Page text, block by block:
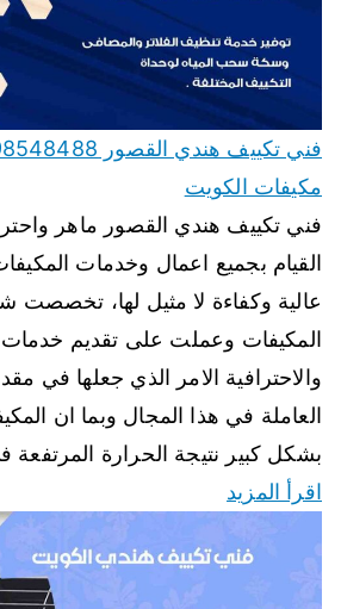
مكيفات الكويت
فني تكييف هندي القصور ماهر
القيام بجميع اعمال وخدمات
عالية وكفاءة لا مثيل لها، تخصصت
المكيفات وعملت على تقديم خدمات
والاحترافية الامر الذي جعلها في
العاملة في هذا المجال وبما ان
بشكل كبير نتيجة الحرارة
اقرأ المزيد